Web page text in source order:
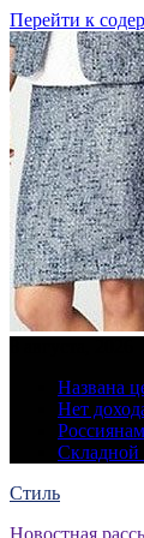
Перейти к
Названа
Нет
Складной
Стиль
Новостная